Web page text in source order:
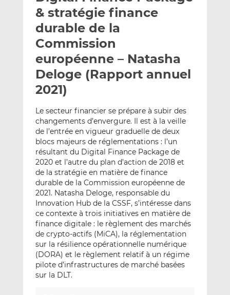
e
r
p
a
r
m
l
g
e
r
s
u
L
k
e
d
I
n
g
e
r
F
e
b
o
o
k
& stratégie finance
durable de la
Commission
européenne – Natasha
Deloge (Rapport annuel
2021)
Le secteur financier se prépare à subir des
changements d’envergure. Il est à la veille
de l’entrée en vigueur graduelle de deux
blocs majeurs de réglementations : l’un
résultant du Digital Finance Package de
2020 et l’autre du plan d’action de 2018 et
de la stratégie en matière de finance
durable de la Commission européenne de
2021. Natasha Deloge, responsable du
Innovation Hub de la CSSF, s’intéresse dans
ce contexte à trois initiatives en matière de
finance digitale : le règlement des marchés
de crypto-actifs (MiCA), la réglementation
sur la résilience opérationnelle numérique
(DORA) et le règlement relatif à un régime
pilote d’infrastructures de marché basées
sur la DLT.